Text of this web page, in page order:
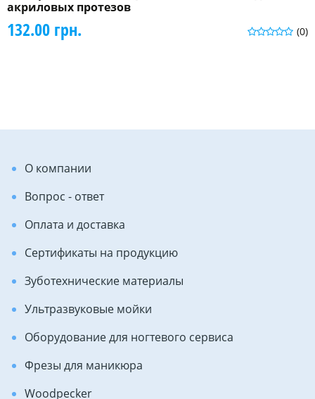
акриловых протезов
(0)
132.00 грн.
О компании
Вопрос - ответ
Оплата и доставка
Сертификаты на продукцию
Зуботехнические материалы
Ультразвуковые мойки
Оборудование для ногтевого сервиса
Фрезы для маникюра
Woodpecker